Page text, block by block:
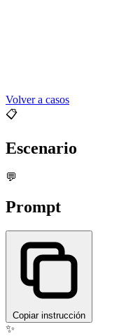
Volver a casos
📋
Escenario
💬
Prompt
Copiar instrucción
✨